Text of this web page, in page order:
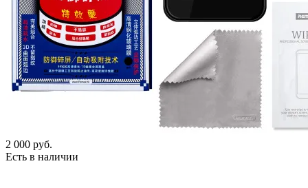
2 000 руб.
Есть в наличии